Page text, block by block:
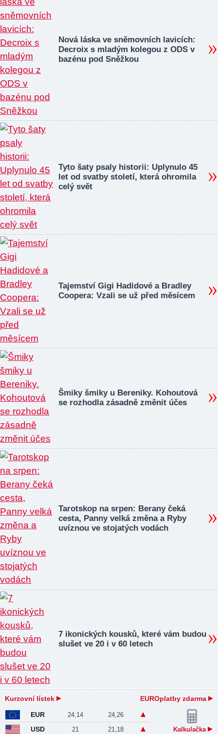
Nová láska ve sněmovních lavicích:
Decroix s mladým kolegou z ODS v
bazénu pod Sněžkou
Tyto šaty psaly historii: Uplynulo 45
let od svatby století, která ohromila
celý svět
Tajemství Gigi Hadidové a Bradley
Coopera: Vzali se už před měsícem
Šmiky šmiky u Bereniky. Kohoutová
se rozhodla zásadně změnit účes
Tarotskop na srpen: Berany čeká
cesta, Panny velká změna a Ryby
uvíznou ve stojatých vodách
7 ikonických kousků, které vám budou
slušet ve 20 i v 60 letech
Kurzovní lístek EUROplatby zdarma
EUR 24,14 24,26
USD 21 21,18 Kalkulačka